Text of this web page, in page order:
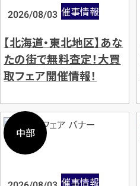
2026/08/03 催事情報
【北海道・東北地区】あな
たの街で無料査定！大買
取フェア開催情報！
中部
催事情報